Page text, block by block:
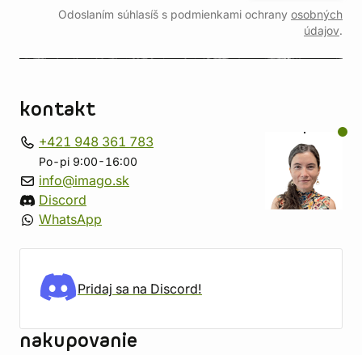
Odoslaním súhlasíš s podmienkami ochrany osobných
údajov.
kontakt
+421 948 361 783
Po-pi 9:00-16:00
info@imago.sk
Discord
WhatsApp
Pridaj sa na Discord!
nakupovanie